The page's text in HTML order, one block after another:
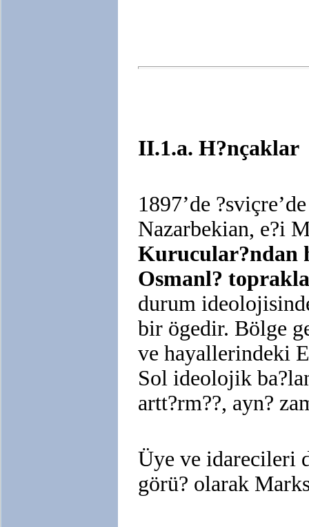
II.1.a. H?nçaklar
1897’de
Nazarbekian, e?i
Kurucular?ndan
Osmanl?
durum
bir ögedir. Bölge
ve hayallerindeki
Sol ideolojik
artt?rm??, ayn?
Üye ve idarecileri
görü? olarak